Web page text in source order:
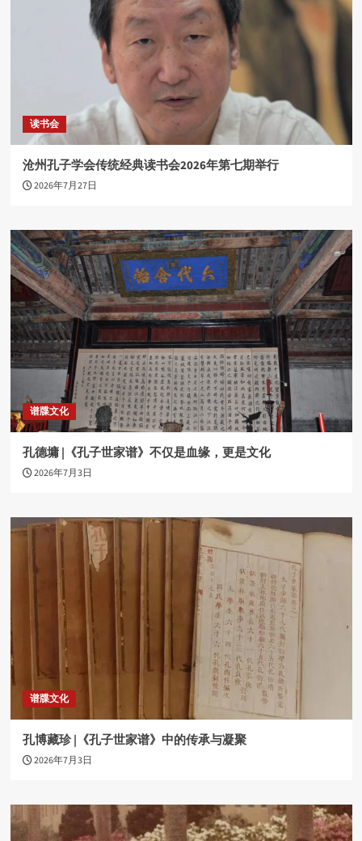
读书会
沧州孔子学会传统经典读书会2026年第七期举行
2026年7月27日
谱牒文化
孔德墉 |《孔子世家谱》不仅是血缘，更是文化
2026年7月3日
谱牒文化
孔博藏珍 |《孔子世家谱》中的传承与凝聚
2026年7月3日